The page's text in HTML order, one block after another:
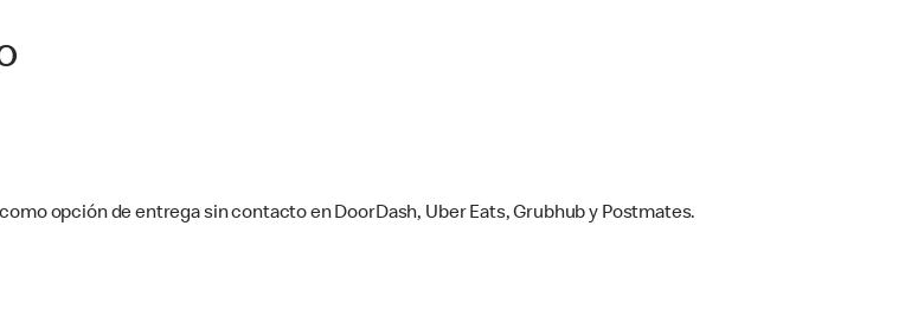
opción de entrega sin contacto en DoorDash, Uber Eats, Grubhub y Postmates.